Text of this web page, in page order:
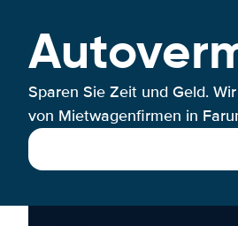
Sparen Sie Zeit und Geld.
von Mietwagenfirmen in